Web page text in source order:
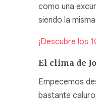
como una
siendo la
¡Descubre los
El clima de
Empecemos
bastante